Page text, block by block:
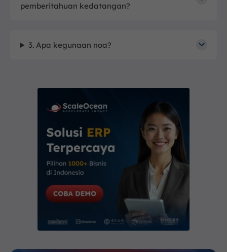
pemberitahuan kedatangan?
3. Apa kegunaan noa?